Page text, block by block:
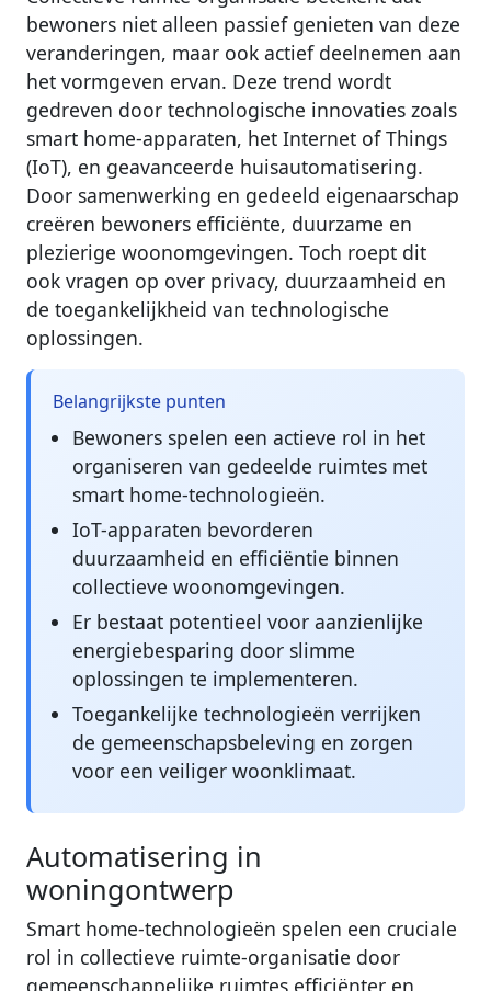
bewoners niet alleen passief genieten van deze
veranderingen, maar ook actief deelnemen aan
het vormgeven ervan. Deze trend wordt
gedreven door technologische innovaties zoals
smart home-apparaten, het Internet of Things
(IoT), en geavanceerde huisautomatisering.
Door samenwerking en gedeeld eigenaarschap
creëren bewoners efficiënte, duurzame en
plezierige woonomgevingen. Toch roept dit
ook vragen op over privacy, duurzaamheid en
de toegankelijkheid van technologische
oplossingen.
Belangrijkste punten
Bewoners spelen een actieve rol in het
organiseren van gedeelde ruimtes met
smart home-technologieën.
IoT-apparaten bevorderen
duurzaamheid en efficiëntie binnen
collectieve woonomgevingen.
Er bestaat potentieel voor aanzienlijke
energiebesparing door slimme
oplossingen te implementeren.
Toegankelijke technologieën verrijken
de gemeenschapsbeleving en zorgen
voor een veiliger woonklimaat.
Automatisering in
woningontwerp
Smart home-technologieën spelen een cruciale
rol in collectieve ruimte-organisatie door
gemeenschappelijke ruimtes efficiënter en